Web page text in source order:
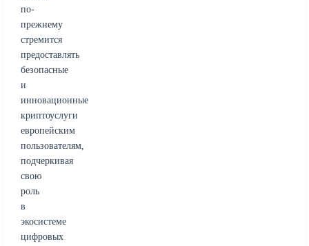
по-
прежнему
стремится
предоставлять
безопасные
и
инновационные
криптоуслуги
европейским
пользователям,
подчеркивая
свою
роль
в
экосистеме
цифровых